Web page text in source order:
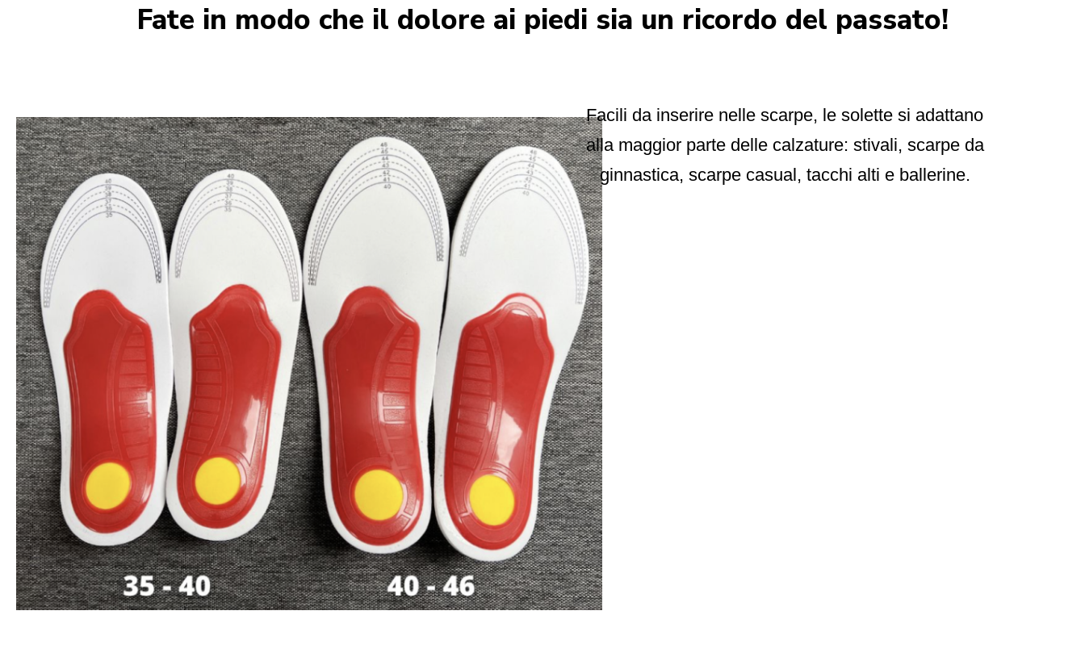
Fate in modo che il dolore ai piedi sia un ricordo del passato!
Facili da inserire nelle scarpe, le solette si adattano
alla maggior parte delle calzature: stivali, scarpe da
ginnastica, scarpe casual, tacchi alti e ballerine.